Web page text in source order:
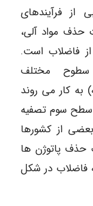
از فرآیندهای
حذف مواد آلی،
فاضلاب است.
سطوح مختلف
کار می روند
سطح سوم تصفیه
از کشورها
حذف پاتوژن ها
فاضلاب در شکل